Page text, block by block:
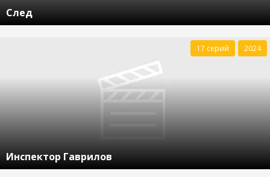
След
Инспектор Гаврилов
17 серий 2024